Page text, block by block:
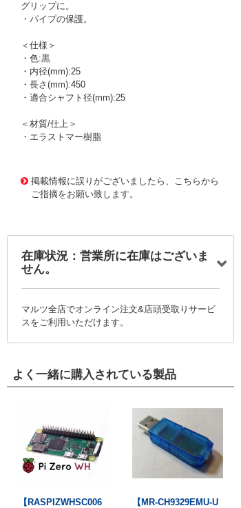
グリップに。
・パイプの保護。
＜仕様＞
・色:黒
・内径(mm):25
・長さ(mm):450
・適合シャフト径(mm):25
＜材質/仕上＞
・エラストマー樹脂
掲載情報に誤りがございましたら、こちらから
ご指摘をお願い致します。
在庫状況：営業所に在庫はございま
せん。
マルツ全店でオンライン注文&店頭受取りサービ
スをご利用いただけます。
よく一緒に購入されている製品
【RASPIZWHSC006
【MR-CH9329EMU-U